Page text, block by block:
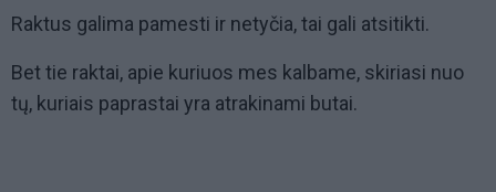
Raktus galima pamesti ir netyčia, tai gali atsitikti.
Bet tie raktai, apie kuriuos mes kalbame, skiriasi nuo
tų, kuriais paprastai yra atrakinami butai.